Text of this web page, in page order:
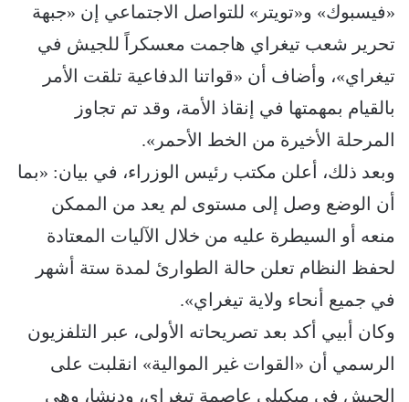
«فيسبوك» و«تويتر» للتواصل الاجتماعي إن «جبهة
تحرير شعب تيغراي هاجمت معسكراً للجيش في
تيغراي»، وأضاف أن «قواتنا الدفاعية تلقت الأمر
بالقيام بمهمتها في إنقاذ الأمة، وقد تم تجاوز
المرحلة الأخيرة من الخط الأحمر».
وبعد ذلك، أعلن مكتب رئيس الوزراء، في بيان: «بما
أن الوضع وصل إلى مستوى لم يعد من الممكن
منعه أو السيطرة عليه من خلال الآليات المعتادة
لحفظ النظام تعلن حالة الطوارئ لمدة ستة أشهر
في جميع أنحاء ولاية تيغراي».
وكان أبيي أكد بعد تصريحاته الأولى، عبر التلفزيون
الرسمي أن «القوات غير الموالية» انقلبت على
الجيش في ميكيلي عاصمة تيغراي، ودنشا، وهي